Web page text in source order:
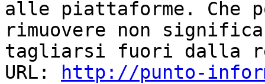
alle piattaforme. Che
rimuovere non significa
tagliarsi fuori dalla
URL:
http://punto-